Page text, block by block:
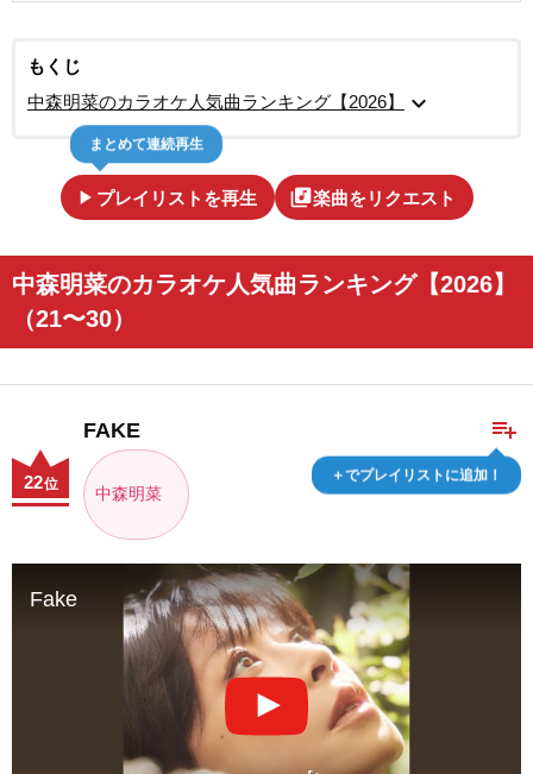
もくじ
中森明菜のカラオケ人気曲ランキング【2026】
expand_more
play_arrow プレイリストを再生
まとめて連続再生
library_music楽曲をリクエスト
中森明菜のカラオケ人気曲ランキング【2026】
（21〜30）
playlist_add
＋でプレイリストに追加！
FAKE
中森明菜
22位
Fake